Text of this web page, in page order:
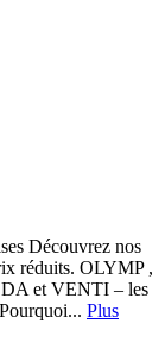
Découvrez nos
réduits. OLYMP ,
et VENTI – les
Plus